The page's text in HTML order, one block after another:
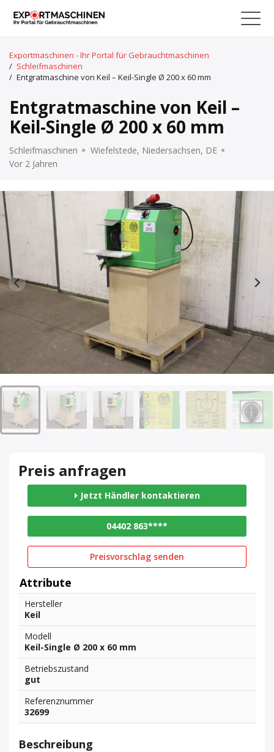
Exportmaschinen - Ihr Portal für Gebrauchtmaschinen
/ Schleifmaschinen
/ Entgratmaschine von Keil – Keil-Single Ø 200 x 60 mm
Entgratmaschine von Keil –
Keil-Single Ø 200 x 60 mm
Schleifmaschinen
Wiefelstede, Niedersachsen, DE
Vor 2 Jahren
Preis anfragen
Jetzt Händler kontaktieren
04402 863****
Preisvorschlag senden
Attribute
Hersteller
Keil
Modell
Keil-Single Ø 200 x 60 mm
Betriebszustand
gut
Referenznummer
32699
Beschreibung